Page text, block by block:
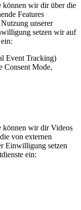
können wir dir über die
Features
unserer
setzen wir auf
Event Tracking)
Consent Mode,
können wir dir Videos
von externen
Einwilligung setzen
ein: